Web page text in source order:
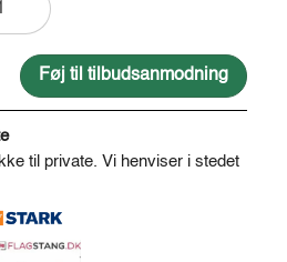
Føj til tilbudsanmodning
til private. Vi henviser i stedet